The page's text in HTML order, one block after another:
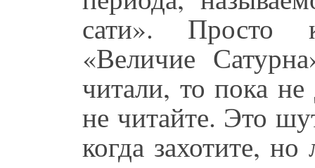
сати». Просто
«Величие
читали, то пока
не читайте. Это
когда захотите,